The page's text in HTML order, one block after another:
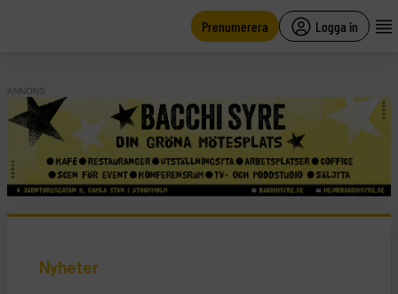
Prenumerera Logga in
ANNONS
Nyheter